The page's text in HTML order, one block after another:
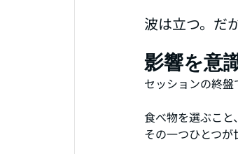
波は立つ。だ
影響を意
セッションの終
食べ物を選ぶこと
その一つひとつ